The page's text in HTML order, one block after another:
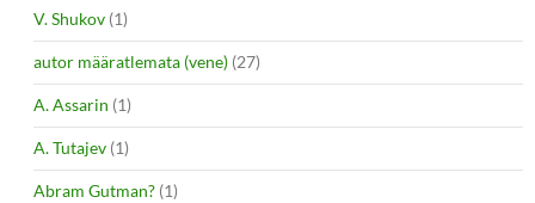
V. Shukov (1)
autor määratlemata (vene) (27)
A. Assarin (1)
A. Tutajev (1)
Abram Gutman? (1)